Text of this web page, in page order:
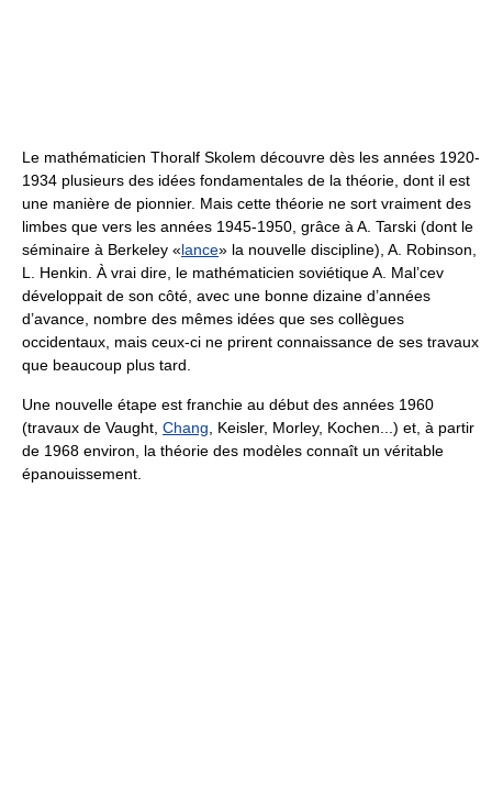
Le mathématicien Thoralf Skolem découvre dès les années 1920-
1934 plusieurs des idées fondamentales de la théorie, dont il est
une manière de pionnier. Mais cette théorie ne sort vraiment des
limbes que vers les années 1945-1950, grâce à A. Tarski (dont le
séminaire à Berkeley «lance» la nouvelle discipline), A. Robinson,
L. Henkin. À vrai dire, le mathématicien soviétique A. Mal’cev
développait de son côté, avec une bonne dizaine d’années
d’avance, nombre des mêmes idées que ses collègues
occidentaux, mais ceux-ci ne prirent connaissance de ses travaux
que beaucoup plus tard.
Une nouvelle étape est franchie au début des années 1960
(travaux de Vaught, Chang , Keisler, Morley, Kochen...) et, à partir
de 1968 environ, la théorie des modèles connaît un véritable
épanouissement.